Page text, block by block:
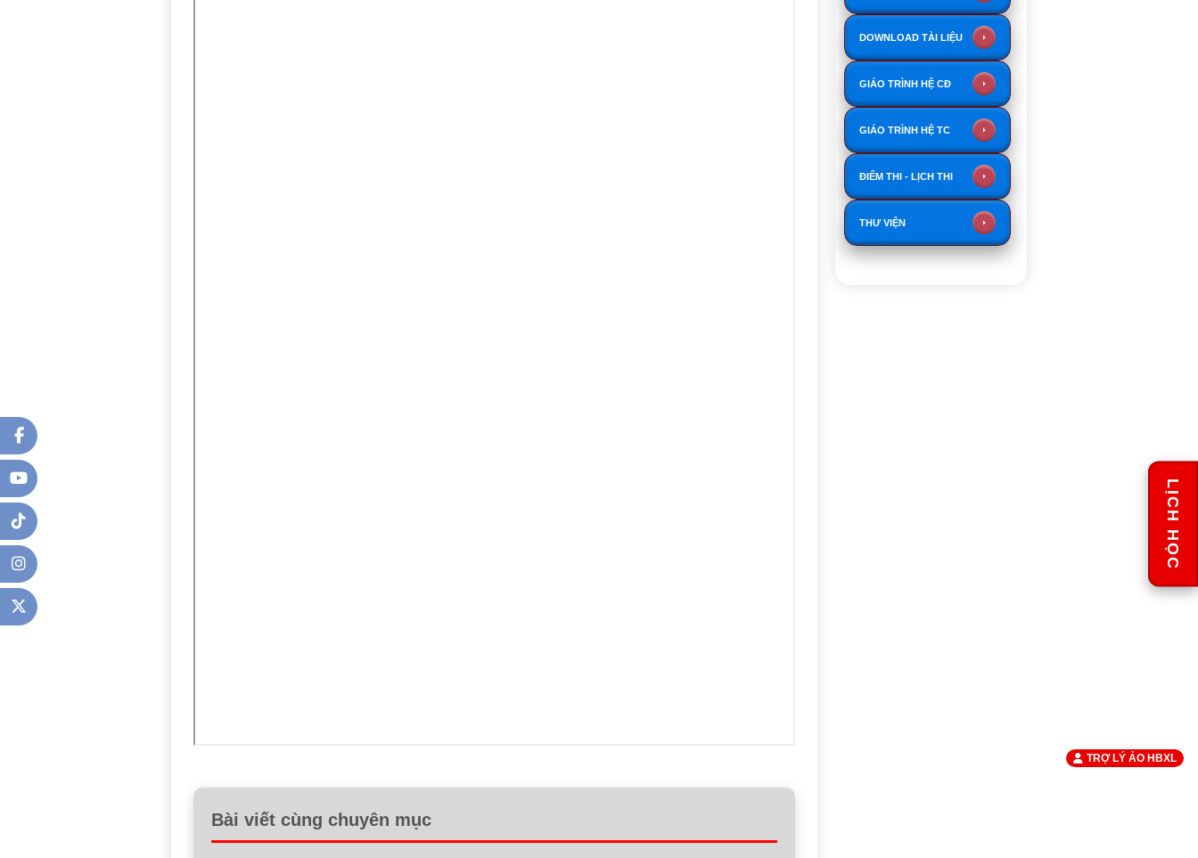
Bài viết cùng chuyên mục
DOWNLOAD TÀI LIỆU
GIÁO TRÌNH HỆ CĐ
GIÁO TRÌNH HỆ TC
ĐIỂM THI - LỊCH THI
THƯ VIỆN
LỊCH HỌC
TRỢ LÝ ẢO HBXL